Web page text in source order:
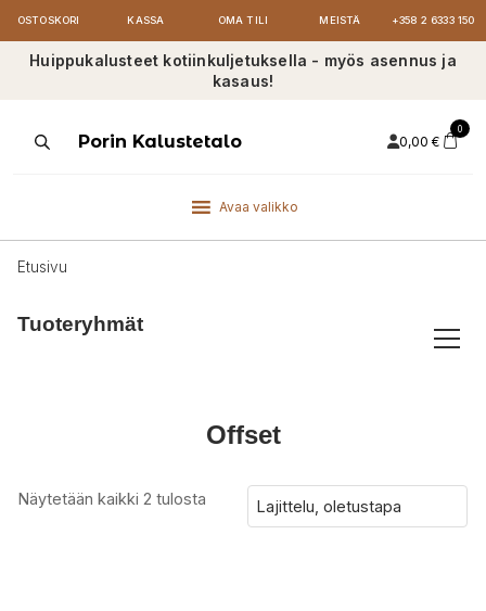
OSTOSKORI KASSA OMA TILI MEISTÄ +358 2 6333 150
Huippukalusteet kotiinkuljetuksella - myös asennus ja
kasaus!
ProductsPorin Kalustetalo 0,00 €
0
Avaa valikko
Etusivu
Tuoteryhmät
Offset
Näytetään kaikki 2 tulosta